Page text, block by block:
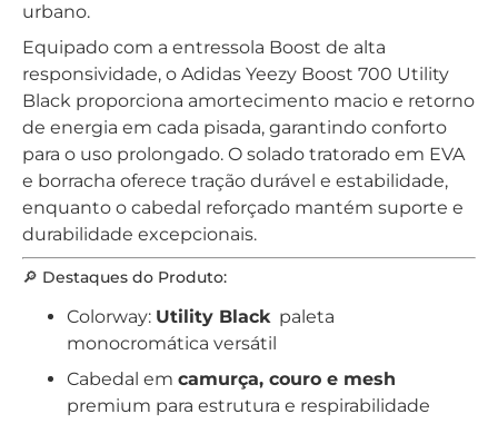
urbano.
Equipado com a entressola Boost de alta
responsividade, o Adidas Yeezy Boost 700 Utility
Black proporciona amortecimento macio e retorno
de energia em cada pisada, garantindo conforto
para o uso prolongado. O solado tratorado em EVA
e borracha oferece tração durável e estabilidade,
enquanto o cabedal reforçado mantém suporte e
durabilidade excepcionais.
🔎 Destaques do Produto:
Colorway: Utility Blackpaleta
monocromática versátil
Cabedal em camurça, couro e mesh
premium para estrutura e respirabilidade